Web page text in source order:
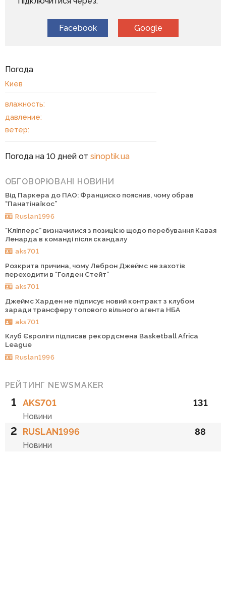
Facebook Google
Погода
Киев
влажность:
давление:
ветер:
Погода на 10 дней от sinoptik.ua
ОБГОВОРЮВАНІ НОВИНИ
Від Паркера до ПАО: Франциско пояснив, чому обрав
“Панатінаїкос”
Ruslan1996
“Кліпперс” визначилися з позицією щодо перебування Кавая
Ленарда в команді після скандалу
aks701
Розкрита причина, чому Леброн Джеймс не захотів
переходити в “Голден Стейт”
aks701
Джеймс Харден не підписує новий контракт з клубом
заради трансферу топового вільного агента НБА
aks701
Клуб Євроліги підписав рекордсмена Basketball Africa
League
Ruslan1996
РЕЙТИНГ NEWSMAKER
1 AKS701
Новини
131
2 RUSLAN1996
Новини
88